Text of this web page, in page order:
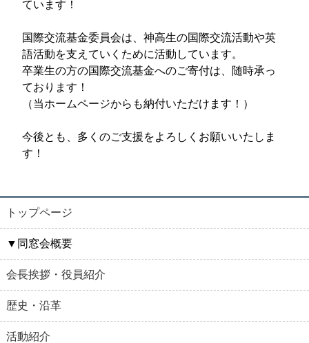
ています！
国際交流基金委員会は、神高生の国際交流活動や英
語活動を支えていくために活動しています。
卒業生の方の国際交流基金へのご寄付は、随時承っ
ております！
（当ホームページからも納付いただけます！）
今後とも、多くのご支援をよろしくお願いいたしま
す！
トップページ
▼同窓会概要
会長挨拶・役員紹介
歴史・沿革
活動紹介